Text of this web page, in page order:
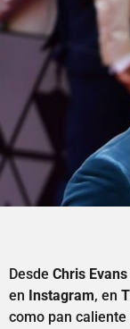
g
o
Desde Chris Evans
en Instagram, en
como pan